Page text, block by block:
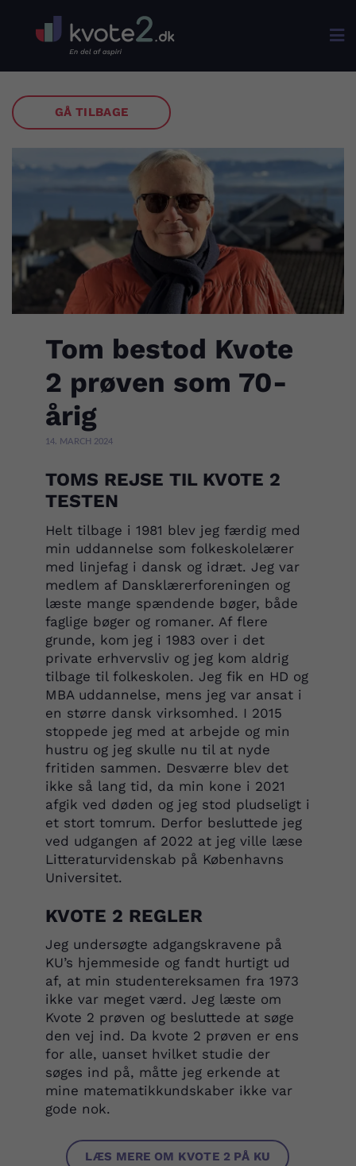

GÅ TILBAGE
Tom bestod Kvote
2 prøven som 70-
årig
14. MARCH 2024
TOMS REJSE TIL KVOTE 2
TESTEN
Helt tilbage i 1981 blev jeg færdig med
min uddannelse som folkeskolelærer
med linjefag i dansk og idræt. Jeg var
medlem af Dansklærerforeningen og
læste mange spændende bøger, både
faglige bøger og romaner. Af flere
grunde, kom jeg i 1983 over i det
private erhvervsliv og jeg kom aldrig
tilbage til folkeskolen. Jeg fik en HD og
MBA uddannelse, mens jeg var ansat i
en større dansk virksomhed. I 2015
stoppede jeg med at arbejde og min
hustru og jeg skulle nu til at nyde
fritiden sammen. Desværre blev det
ikke så lang tid, da min kone i 2021
afgik ved døden og jeg stod pludseligt i
et stort tomrum. Derfor besluttede jeg
ved udgangen af 2022 at jeg ville læse
Litteraturvidenskab på Københavns
Universitet.
KVOTE 2 REGLER
Jeg undersøgte adgangskravene på
KU’s hjemmeside og fandt hurtigt ud
af, at min studentereksamen fra 1973
ikke var meget værd. Jeg læste om
Kvote 2 prøven og besluttede at søge
den vej ind. Da kvote 2 prøven er ens
for alle, uanset hvilket studie der
søges ind på, måtte jeg erkende at
mine matematikkundskaber ikke var
gode nok.
LÆS MERE OM KVOTE 2 PÅ KU